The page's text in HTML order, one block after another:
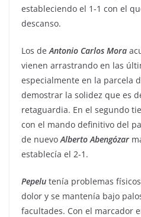
estableciendo el 1-1 con el
descanso.
Los deAntonio Carlos Mora
vienen arrastrando en las
especialmente en la parcela
demostrar la solidez que es
retaguardia. En el segundo
con el mando definitivo del
de nuevoAlberto Abengózar
establecía el 2-1.
Pepelu tenía problemas
dolor y se mantenía bajo
facultades. Con el marcador